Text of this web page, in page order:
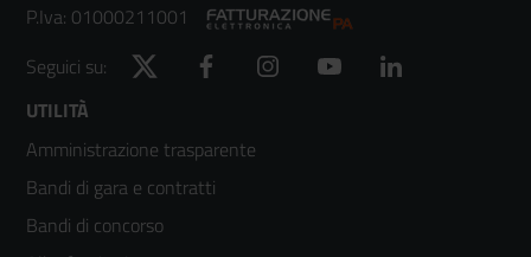
P.Iva: 01000211001
Seguici su:
Twitter Facebook Instagram YouTube
Footer
menù
colonna
UTILITÀ
Amministrazione trasparente
Bandi di gara e contratti
Bandi di concorso